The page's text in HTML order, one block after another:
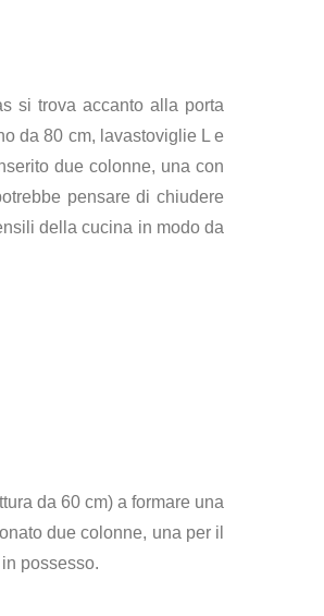
si trova accanto alla porta
da 80 cm, lavastoviglie L e
due colonne, una con
pensare di chiudere
della cucina in modo da
da 60 cm) a formare una
due colonne, una per il
possesso.